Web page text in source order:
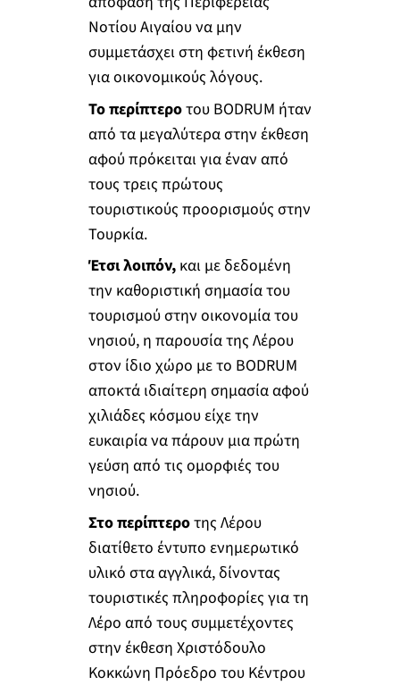
Νοτίου Αιγαίου να μην
συμμετάσχει στη φετινή έκθεση
για οικονομικούς λόγους.
Το περίπτεροτου BODRUM ήταν
από τα μεγαλύτερα στην έκθεση
αφού πρόκειται για έναν από
τους τρεις πρώτους
τουριστικούς προορισμούς στην
Τουρκία.
Έτσι λοιπόν, και με δεδομένη
την καθοριστική σημασία του
τουρισμού στην οικονομία του
νησιού, η παρουσία της Λέρου
στον ίδιο χώρο με το BODRUM
αποκτά ιδιαίτερη σημασία αφού
χιλιάδες κόσμου είχε την
ευκαιρία να πάρουν μια πρώτη
γεύση από τις ομορφιές του
νησιού.
Στο περίπτεροτης Λέρου
διατίθετο έντυπο ενημερωτικό
υλικό στα αγγλικά, δίνοντας
τουριστικές πληροφορίες για τη
Λέρο από τους συμμετέχοντες
στην έκθεση Χριστόδουλο
Κοκκώνη Πρόεδρο του Κέντρου